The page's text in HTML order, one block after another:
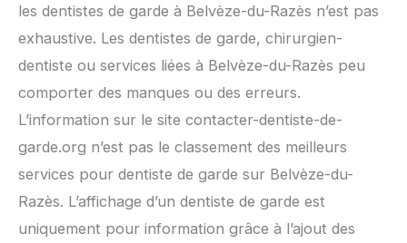
les dentistes de garde à Belvèze-du-Razès n’est pas
exhaustive. Les dentistes de garde, chirurgien-
dentiste ou services liées à Belvèze-du-Razès peu
comporter des manques ou des erreurs.
L’information sur le site contacter-dentiste-de-
garde.org n’est pas le classement des meilleurs
services pour dentiste de garde sur Belvèze-du-
Razès. L’affichage d’un dentiste de garde est
uniquement pour information grâce à l’ajout des